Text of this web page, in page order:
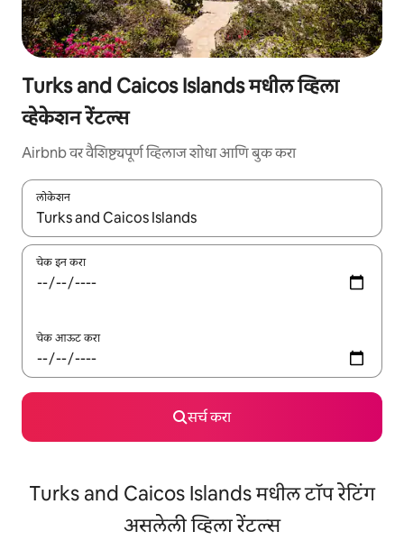
Turks and Caicos Islands मधील व्हिला
व्हेकेशन रेंटल्स
Airbnb वर वैशिष्ट्यपूर्ण व्हिलाज शोधा आणि बुक करा
लोकेशन
जेव्हा परिणाम उपलब्ध असतील, तेव्हा वरच्या आणि खाली बाणांच्या किजसह
चेक इन करा
चेक आऊट करा
सर्च करा
Turks and Caicos Islands मधील टॉप रेटिंग
असलेली व्हिला रेंटल्स